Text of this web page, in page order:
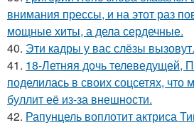
внимания прессы, и на этот раз
мощные хиты, а дела сердечные.
40. Эти кадры у вас слёзы вызовут.
41. 18-Летняя дочь телеведущей,
поделилась в своих соцсетях, что
буллит её из-за внешности.
42. Рапунцель воплотит актриса